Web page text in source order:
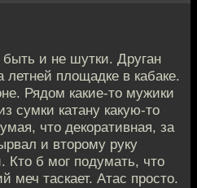
и не шутки. Друган
летней площадке в кабаке.
Рядом какие-то мужики
сумки катану какую-то
что декоративная, за
и второму руку
Кто б мог подумать, что
меч таскает. Атас просто.